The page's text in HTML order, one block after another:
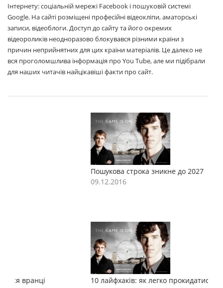
Інтернету: соціальній мережі Facebook і пошуковій системі
Google. На сайті розміщені професійні відеокліпи, аматорські
записи, відеоблоги. Доступ до сайту та його окремих
відеороликів неодноразово блокувався різними країни з
причин неприйнятних для цих країни матеріалів. Це далеко не
вся проголомшлива інформація про You Tube, але ми підібрали
для наших читачів найцікавіші факти про сайт.
Пошукова строка зникне до 2027
10 лайфхаків: як легко прокидатися вранці